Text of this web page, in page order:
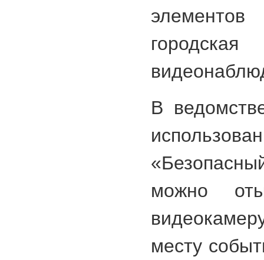
В
можно
месту